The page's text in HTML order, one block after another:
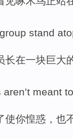
stand
长在一块巨大
aren’t meant to
使你惶惑 ， 也